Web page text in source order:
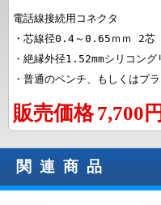
電話線接続用コネクタ
・芯線径0.4～0.65ｍｍ 2芯
・絶縁外径1.52mmシリコン
・普通のペンチ、もしくはプ
販売価格7,700
関連商品